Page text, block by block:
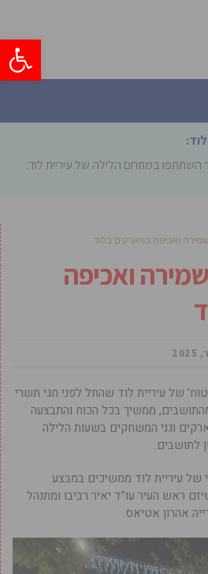
פתח
השתתפו במתחם הלילה של עיריית לוד:
ואכיפה בפארקים בלוד
ואכיפה
של עיריית לוד שהחל לפני חגי תשרי
מהתושבים, ממשיך בכל הכוח והתבצעה
וגני המשחקים בשעות הלילה
לתושבים.
של עיריית לוד ממשיכים במבצע
ראש העיר עו”ד יאיר רביבו ומתנהל
אהרון אטיאס.